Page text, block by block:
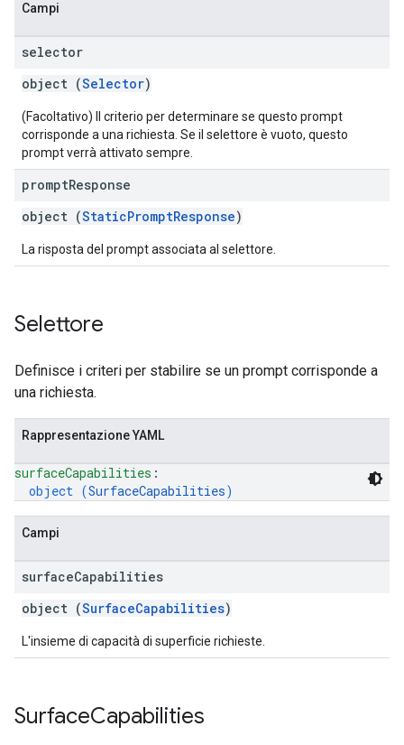
Campi
selector
object (Selector)
(Facoltativo) Il criterio per determinare se questo prompt
corrisponde a una richiesta. Se il selettore è vuoto, questo
prompt verrà attivato sempre.
promptResponse
object (StaticPromptResponse)
La risposta del prompt associata al selettore.
Selettore
Definisce i criteri per stabilire se un prompt corrisponde a
una richiesta.
Rappresentazione YAML
surfaceCapabilities :
object (SurfaceCapabilities)
Campi
surfaceCapabilities
object (SurfaceCapabilities)
L'insieme di capacità di superficie richieste.
SurfaceCapabilities